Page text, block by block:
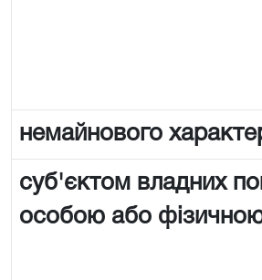
немайнового
суб'єктом владних
особою або